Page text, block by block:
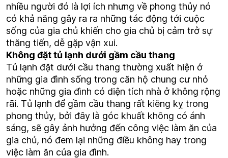
nhiều người đó là lợi ích nhưng về phong thủy nó
có khả năng gây ra ra những tác động tới cuộc
sống của gia chủ khiến cho gia chủ bị cảm trở sự
thăng tiến, dễ gặp vận xui.
Không đặt tủ lạnh dưới gầm cầu thang
Tủ lạnh đặt dưới cầu thang thường xuất hiện ở
những gia đình sống trong căn hộ chung cư nhỏ
hoặc những gia đình có diện tích nhà ở không rộng
rãi. Tủ lạnh để gầm cầu thang rất kiêng kỵ trong
phong thủy, bởi đây là góc khuất không có ánh
sáng, sẽ gây ảnh hưởng đến công việc làm ăn của
gia chủ, nó đem lại những điều không hay trong
việc làm ăn của gia đình.